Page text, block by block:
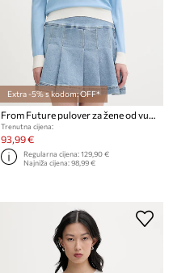
Extra -5% s kodom: OFF*
From Future pulover za žene od vune
Trenutna cijena:
93,99 €
Regularna cijena:129,90 €
Najniža cijena:98,99 €